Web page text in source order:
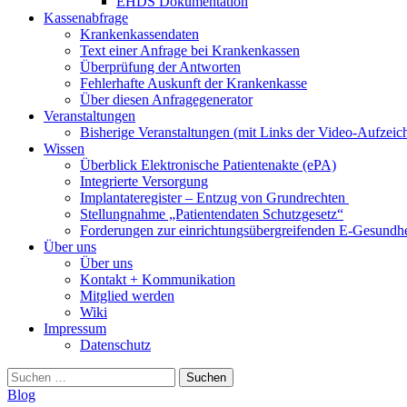
Kassenabfrage
Krankenkassendaten
Text einer Anfrage bei Krankenkassen
Überprüfung der Antworten
Fehlerhafte Auskunft der Krankenkasse
Über diesen Anfragegenerator
Veranstaltungen
Bisherige Veranstaltungen (mit Links der Video-
Wissen
Überblick Elektronische Patientenakte (ePA)
Integrierte Versorgung
Implantateregister – Entzug von Grundrechten
Stellungnahme „Patientendaten Schutzgesetz“
Forderungen zur einrichtungsübergreifenden E-
Über uns
Über uns
Kontakt + Kommunikation
Mitglied werden
Wiki
Impressum
Datenschutz
Suchen
nach:
Blog